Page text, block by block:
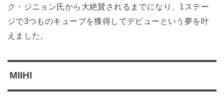
ク・ジニョン氏から大絶賛されるまでになり、1ステー
ジで3つものキューブを獲得してデビューという夢を叶
えました。
MIIHI